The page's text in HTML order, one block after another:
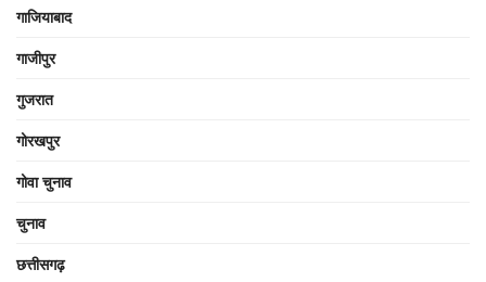
गाजियाबाद
गाजीपुर
गुजरात
गोरखपुर
गोवा चुनाव
चुनाव
छत्तीसगढ़